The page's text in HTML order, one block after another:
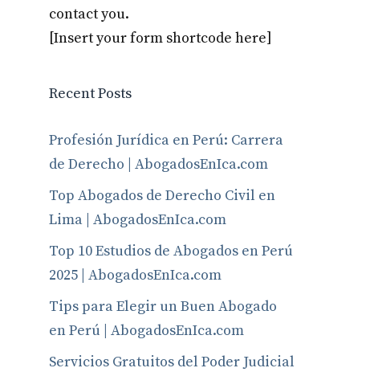
contact you.
[Insert your form shortcode here]
Recent Posts
Profesión Jurídica en Perú: Carrera
de Derecho | AbogadosEnIca.com
Top Abogados de Derecho Civil en
Lima | AbogadosEnIca.com
Top 10 Estudios de Abogados en Perú
2025 | AbogadosEnIca.com
Tips para Elegir un Buen Abogado
en Perú | AbogadosEnIca.com
Servicios Gratuitos del Poder Judicial